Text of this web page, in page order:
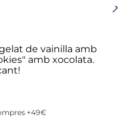
de vainilla amb
amb xocolata.
+49€